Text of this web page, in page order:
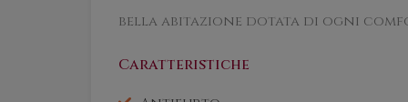
bella abitazione dotata di ogni
Caratteristiche